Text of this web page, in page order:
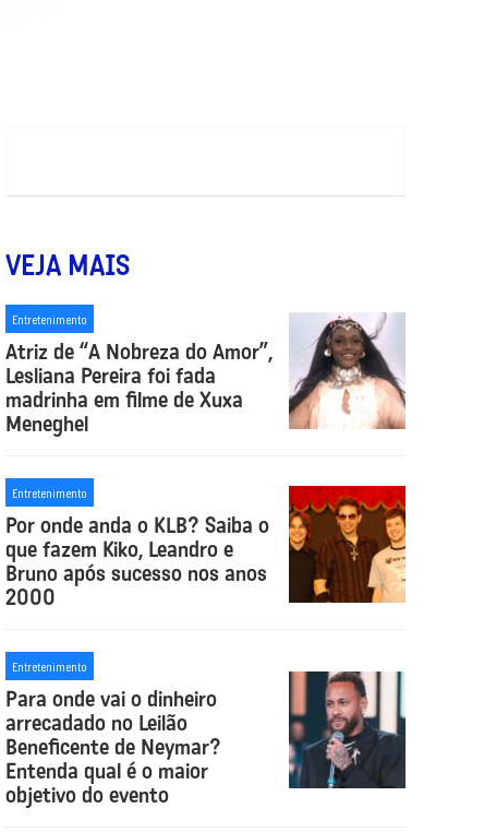
VEJA MAIS
Entretenimento
Atriz de “A Nobreza do Amor”,
Lesliana Pereira foi fada
madrinha em filme de Xuxa
Meneghel
Entretenimento
Por onde anda o KLB? Saiba o
que fazem Kiko, Leandro e
Bruno após sucesso nos anos
2000
Entretenimento
Para onde vai o dinheiro
arrecadado no Leilão
Beneficente de Neymar?
Entenda qual é o maior
objetivo do evento